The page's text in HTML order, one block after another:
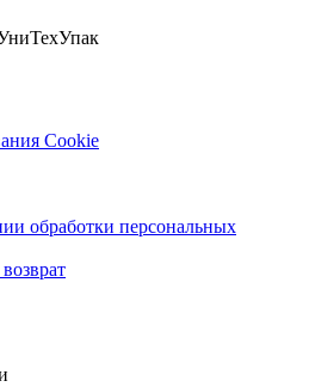
Cookie
обработки персональных